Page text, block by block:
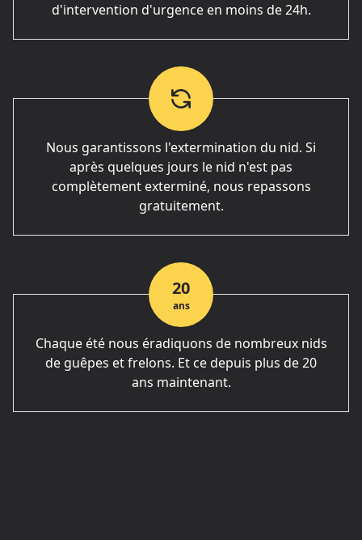
d'intervention d'urgence en moins de 24h.
Nous garantissons l'extermination du nid. Si
après quelques jours le nid n'est pas
complètement exterminé, nous repassons
gratuitement.
20
ans
Chaque été nous éradiquons de nombreux nids
de guêpes et frelons. Et ce depuis plus de 20
ans maintenant.